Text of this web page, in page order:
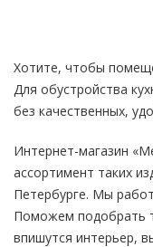
Хотите, чтобы
Для обустройства
без качественных,
Интернет-магазин
ассортимент таких
Петербурге. Мы
Поможем подобрать
впишутся интерьер,